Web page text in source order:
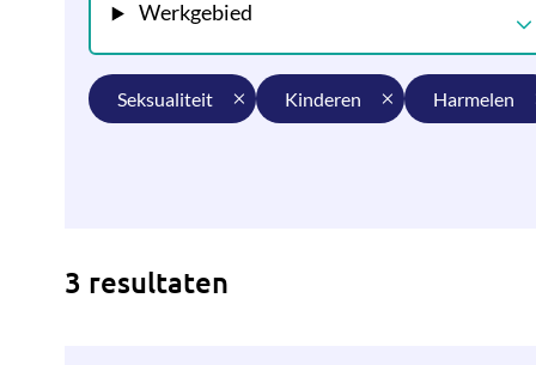
Werkgebied
seksualiteit kinderen harmelen
3 resultaten